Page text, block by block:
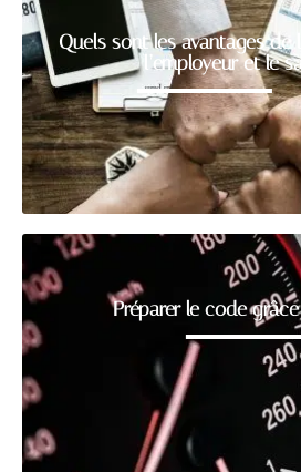
Quels sont les avantages de
l’employeur et le
Préparer le code